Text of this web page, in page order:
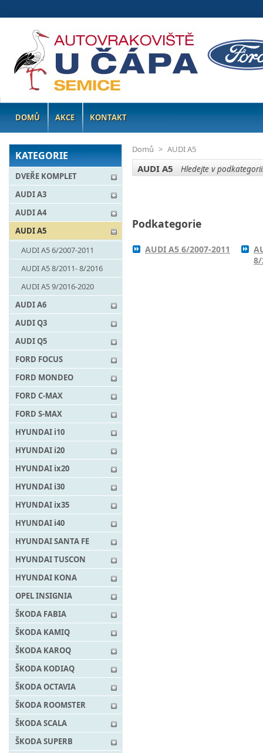
DOMŮ AKCE KONTAKT
KATEGORIE
DVEŘE KOMPLET
AUDI A3
AUDI A4
AUDI A5
AUDI A5 6/2007-2011
AUDI A5 8/2011- 8/2016
AUDI A5 9/2016-2020
AUDI A6
AUDI Q3
AUDI Q5
FORD FOCUS
FORD MONDEO
FORD C-MAX
FORD S-MAX
HYUNDAI i10
HYUNDAI i20
HYUNDAI ix20
HYUNDAI i30
HYUNDAI ix35
HYUNDAI i40
HYUNDAI SANTA FE
HYUNDAI TUSCON
HYUNDAI KONA
OPEL INSIGNIA
ŠKODA FABIA
ŠKODA KAMIQ
ŠKODA KAROQ
ŠKODA KODIAQ
ŠKODA OCTAVIA
ŠKODA ROOMSTER
ŠKODA SCALA
ŠKODA SUPERB
Domů > AUDI A5
AUDI A5 Hledejte v
Podkategorie
AUDI A5 6/2007-2011
8/